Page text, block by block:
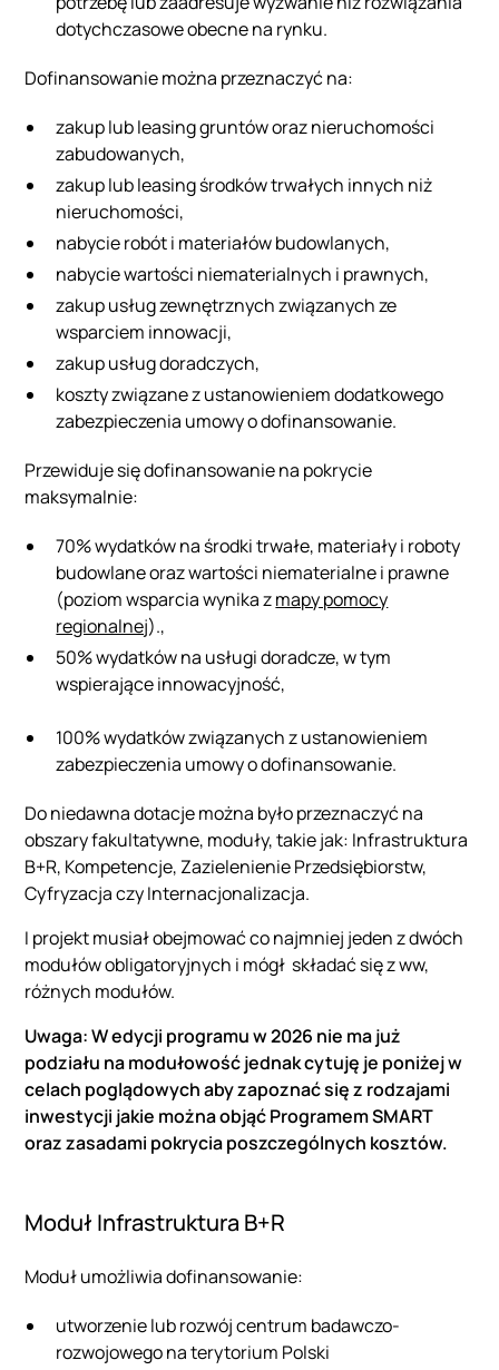
dotychczasowe obecne na rynku.
Dofinansowanie można przeznaczyć na:
zakup lub leasing gruntów oraz nieruchomości
zabudowanych,
zakup lub leasing środków trwałych innych niż
nieruchomości,
nabycie robót i materiałów budowlanych,
nabycie wartości niematerialnych i prawnych,
zakup usług zewnętrznych związanych ze
wsparciem innowacji,
zakup usług doradczych,
koszty związane z ustanowieniem dodatkowego
zabezpieczenia umowy o dofinansowanie.
Przewiduje się dofinansowanie na pokrycie
maksymalnie:
70% wydatków na środki trwałe, materiały i roboty
budowlane oraz wartości niematerialne i prawne
(poziom wsparcia wynika zmapy pomocy
regionalnej).,
50% wydatków na usługi doradcze, w tym
wspierające innowacyjność,
100% wydatków związanych z ustanowieniem
zabezpieczenia umowy o dofinansowanie.
Do niedawna dotacje można było przeznaczyć na
obszary fakultatywne, moduły, takie jak: Infrastruktura
B+R, Kompetencje, Zazielenienie Przedsiębiorstw,
Cyfryzacja czy Internacjonalizacja.
I projekt musiał obejmować co najmniej jeden z dwóch
modułów obligatoryjnych i mógł składać się z ww,
różnych modułów.
Uwaga: W edycji programu w 2026 nie ma już
podziału na modułowość jednak cytuję je poniżej w
celach poglądowych aby zapoznać się z rodzajami
inwestycji jakie można objąć Programem SMART
oraz zasadami pokrycia poszczególnych kosztów.
Moduł Infrastruktura B+R
Moduł umożliwia dofinansowanie:
utworzenie lub rozwój centrum badawczo-
rozwojowego na terytorium Polski